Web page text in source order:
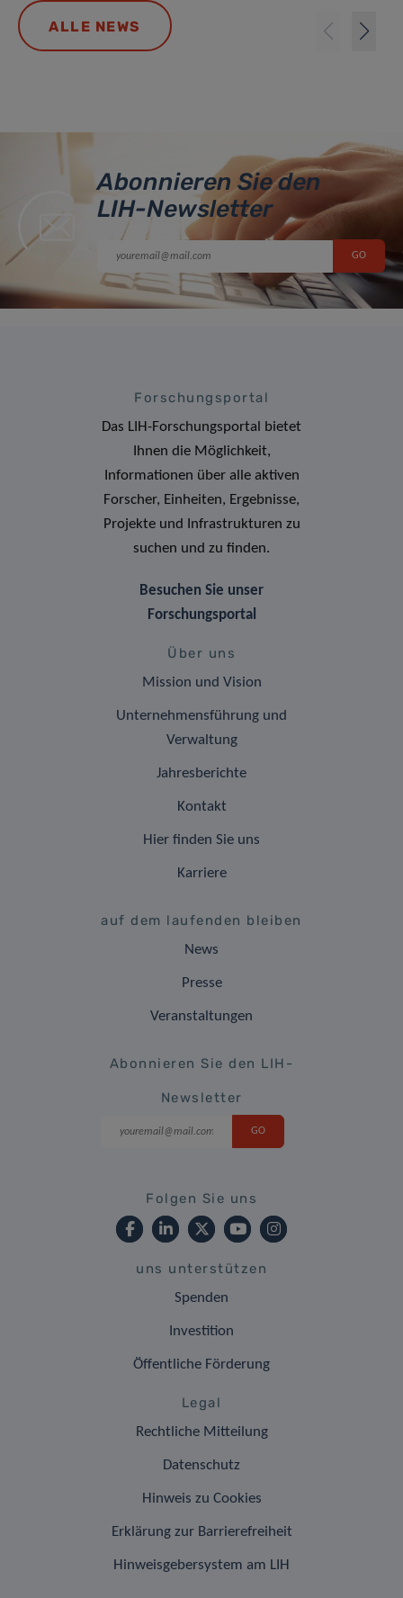
ALLE NEWS
Abonnieren Sie den
LIH-Newsletter
Forschungsportal
Das LIH-Forschungsportal bietet
Ihnen die Möglichkeit,
Informationen über alle aktiven
Forscher, Einheiten, Ergebnisse,
Projekte und Infrastrukturen zu
suchen und zu finden.
Besuchen Sie unser
Forschungsportal
Über uns
Mission und Vision
Unternehmensführung und
Verwaltung
Jahresberichte
Kontakt
Hier finden Sie uns
Karriere
auf dem laufenden bleiben
News
Presse
Veranstaltungen
Abonnieren Sie den LIH-
Newsletter
Folgen Sie uns
uns unterstützen
Spenden
Investition
Öffentliche Förderung
Legal
Rechtliche Mitteilung
Datenschutz
Hinweis zu Cookies
Erklärung zur Barrierefreiheit
Hinweisgebersystem am LIH